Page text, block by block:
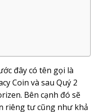
đây có tên gọi là
Coin và sau Quý 2
Bên cạnh đó sẽ
riêng tư cũng như khả